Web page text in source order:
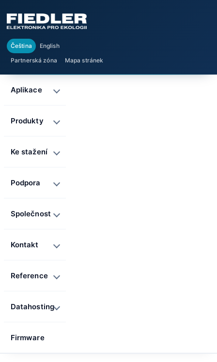
Čeština
English
Partnerská zóna
Mapa stránek
Aplikace
Produkty
Ke stažení
Podpora
Společnost
Kontakt
Reference
Datahosting
Firmware